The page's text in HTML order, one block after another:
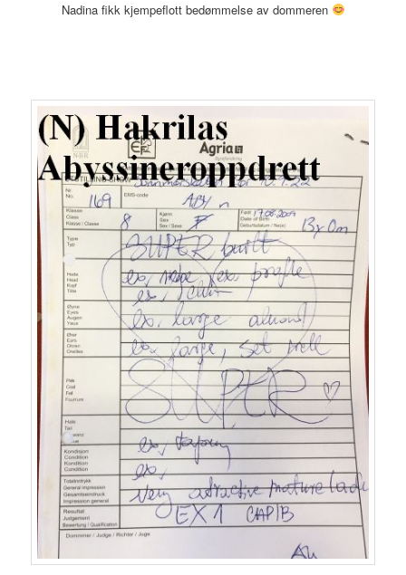
Nadina fikk kjempeflott bedømmelse av dommeren